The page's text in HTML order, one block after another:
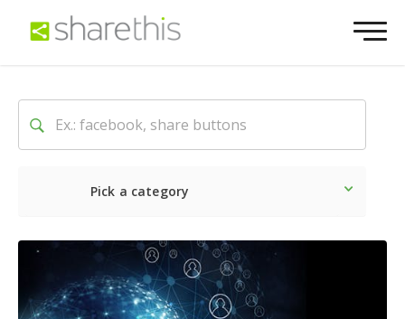
Pick a category
Ultime notizie Sociale